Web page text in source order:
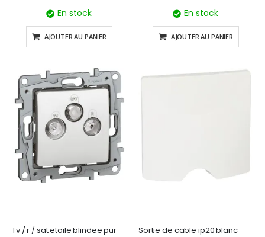
En stock
AJOUTER AU PANIER
En stock
AJOUTER AU PANIER
Tv / r / sat etoile blindee pur Sortie de cable ip20 blanc